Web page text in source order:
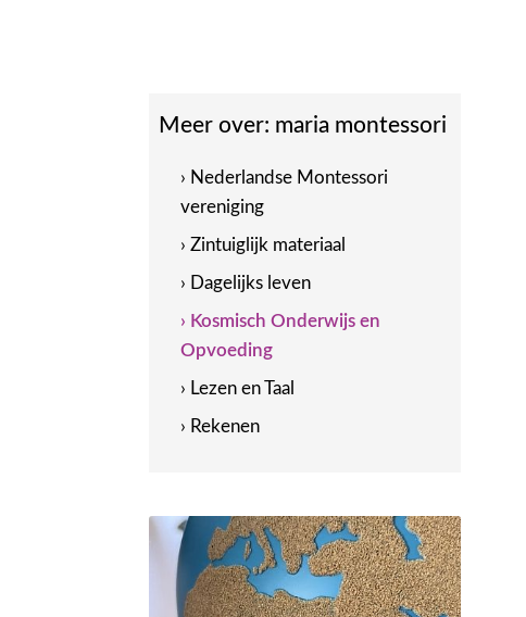
Meer over: maria montessori
› Nederlandse Montessori
vereniging
› Zintuiglijk materiaal
› Dagelijks leven
› Kosmisch Onderwijs en
Opvoeding
› Lezen en Taal
› Rekenen